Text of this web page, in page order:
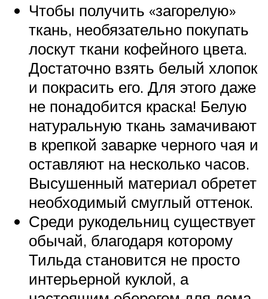
Чтобы получить «загорелую»
ткань, необязательно покупать
лоскут ткани кофейного цвета.
Достаточно взять белый хлопок
и покрасить его. Для этого даже
не понадобится краска! Белую
натуральную ткань замачивают
в крепкой заварке черного чая и
оставляют на несколько часов.
Высушенный материал обретет
необходимый смуглый оттенок.
Среди рукодельниц существует
обычай, благодаря которому
Тильда становится не просто
интерьерной куклой, а